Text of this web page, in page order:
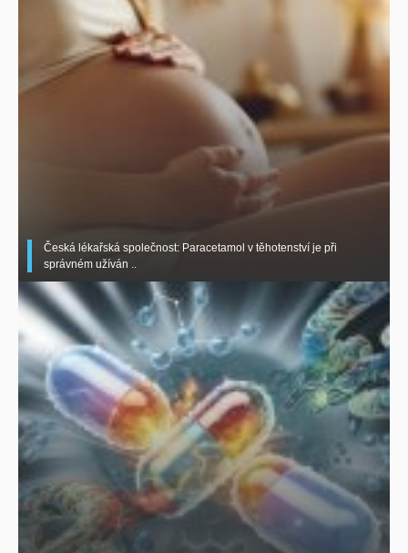
Česká lékařská společnost: Paracetamol v těhotenství je při
správném užíván ..